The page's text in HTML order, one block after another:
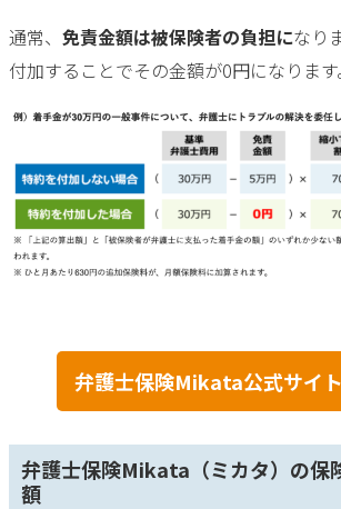
通常、 免責金額は被保険者の負担になり
付加することでその金額が0円になります
弁護士保険Mikata公式サイ
弁護士保険Mikata（ミカタ）の保
額